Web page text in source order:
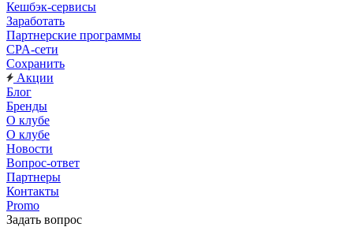
Кешбэк-сервисы
Заработать
Партнерские программы
CPA-сети
Сохранить
Акции
Блог
Бренды
О клубе
О клубе
Новости
Вопрос-ответ
Партнеры
Контакты
Promo
Задать вопрос